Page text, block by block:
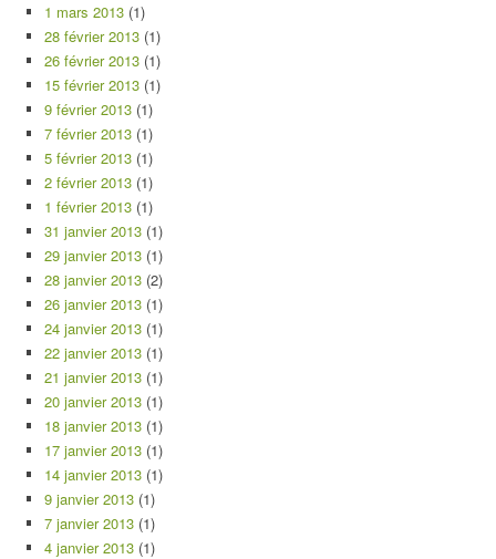
1 mars 2013 (1)
28 février 2013 (1)
26 février 2013 (1)
15 février 2013 (1)
9 février 2013 (1)
7 février 2013 (1)
5 février 2013 (1)
2 février 2013 (1)
1 février 2013 (1)
31 janvier 2013 (1)
29 janvier 2013 (1)
28 janvier 2013 (2)
26 janvier 2013 (1)
24 janvier 2013 (1)
22 janvier 2013 (1)
21 janvier 2013 (1)
20 janvier 2013 (1)
18 janvier 2013 (1)
17 janvier 2013 (1)
14 janvier 2013 (1)
9 janvier 2013 (1)
7 janvier 2013 (1)
4 janvier 2013 (1)